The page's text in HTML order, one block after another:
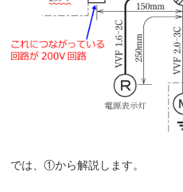
では、①から解説します。